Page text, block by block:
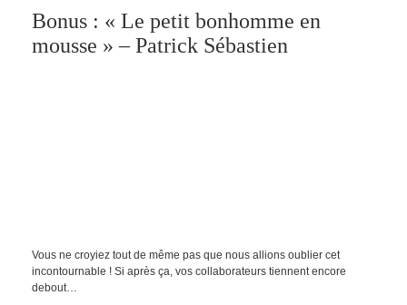
Bonus : « Le petit bonhomme en
mousse » – Patrick Sébastien
Vous ne croyiez tout de même pas que nous allions oublier cet
incontournable ! Si après ça, vos collaborateurs tiennent encore
debout…